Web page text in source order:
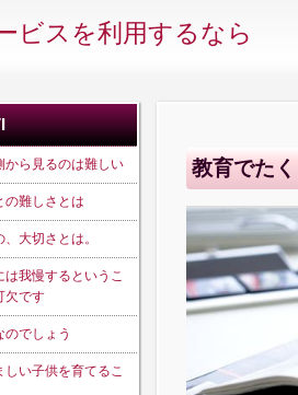
ビスを利用するなら
から見るのは難しい
の難しさとは
大切さとは。
は我慢するというこ
欠です
のでしょう
しい子供を育てるこ
教育でた